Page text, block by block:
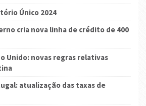
Único 2024
cria nova linha de crédito de 400
Unido: novas regras relativas
atualização das taxas de